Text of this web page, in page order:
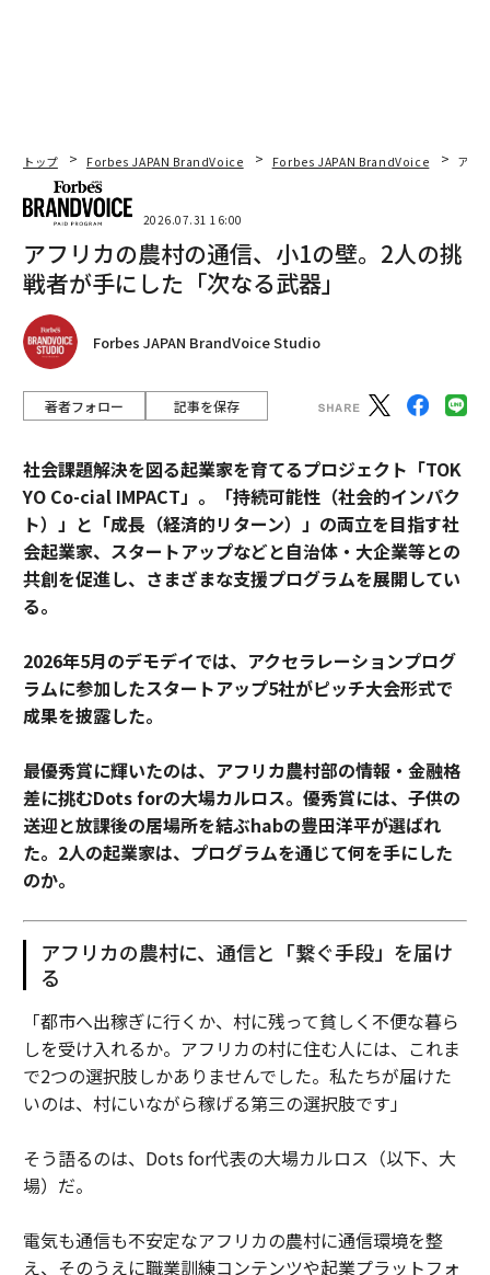
トップ Forbes JAPAN BrandVoice Forbes JAPAN BrandVoice アフ
2026.07.31 16:00
アフリカの農村の通信、小1の壁。2人の挑
戦者が手にした「次なる武器」
Forbes JAPAN BrandVoice Studio
著者フォロー 記事を保存
社会課題解決を図る起業家を育てるプロジェクト「TOK
YO Co-cial IMPACT」。
「持続可能性（社会的インパク
ト）」と「成長（経済的リターン）」の両立を目指す社
会起業家、スタートアップなどと自治体・大企業等との
共創を促進し、さまざまな支援プログラムを展開してい
る。
2026年5月のデモデイでは、アクセラレーションプログ
ラムに参加したスタートアップ5社がピッチ大会形式で
成果を披露した。
最優秀賞に輝いたのは、アフリカ農村部の情報・金融格
差に挑むDots forの大場カルロス。優秀賞には、子供の
送迎と放課後の居場所を結ぶhabの豊田洋平が選ばれ
た。2人の起業家は、プログラムを通じて何を手にした
のか。
アフリカの農村に、通信と「繋ぐ手段」を届け
る
「都市へ出稼ぎに行くか、村に残って貧しく不便な暮ら
しを受け入れるか。アフリカの村に住む人には、これま
で2つの選択肢しかありませんでした。私たちが届けた
いのは、村にいながら稼げる第三の選択肢です」
そう語るのは、Dots for代表の大場カルロス（以下、大
場）だ。
電気も通信も不安定なアフリカの農村に通信環境を整
え、そのうえに職業訓練コンテンツや起業プラットフォ